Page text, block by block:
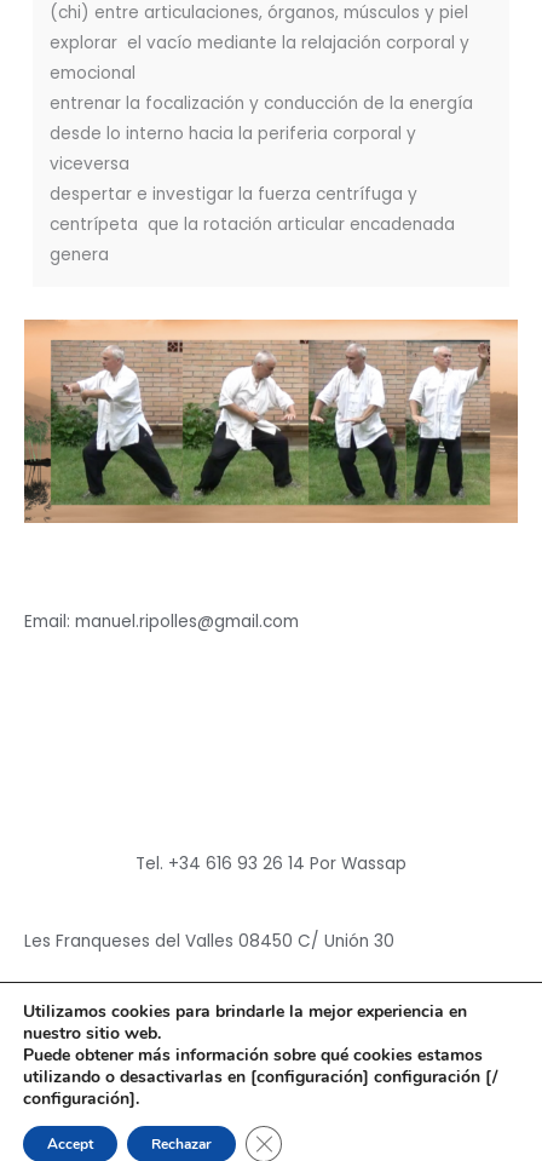
(chi) entre articulaciones, órganos, músculos y piel
explorar el vacío mediante la relajación corporal y
emocional
entrenar la focalización y conducción de la energía
desde lo interno hacia la periferia corporal y
viceversa
despertar e investigar la fuerza centrífuga y
centrípeta que la rotación articular encadenada
genera
Email: manuel.ripolles@gmail.com
Tel. +34 616 93 26 14 Por Wassap
Les Franqueses del Valles 08450 C/ Unión 30
Copyright © 2026Hun Yuan Chen
Powered byHun Yuan Chen
Utilizamos cookies para brindarle la mejor experiencia en
nuestro sitio web.
Puede obtener más información sobre qué cookies estamos
utilizando o desactivarlas en [configuración] configuración [/
configuración].
Accept Rechazar CERRAR EL BANNER DE